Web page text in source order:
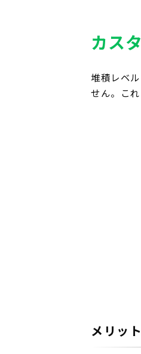
カス
堆積レベ
せん。こ
メリッ